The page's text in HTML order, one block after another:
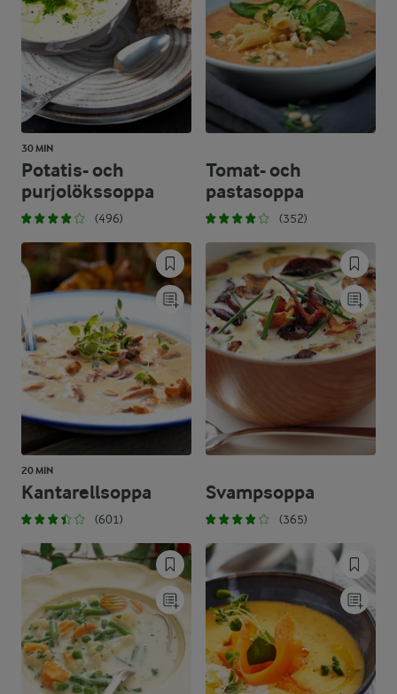
30 MIN
Potatis- och
purjolökssoppa
(496)
Tomat- och
pastasoppa
(352)
20 MIN
Kantarellsoppa
(601)
Svampsoppa
(365)